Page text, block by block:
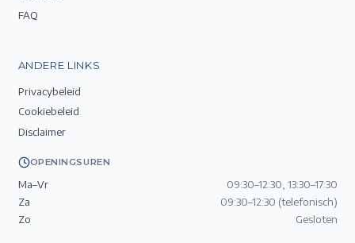
FAQ
ANDERE LINKS
Privacybeleid
Cookiebeleid
Disclaimer
OPENINGSUREN
Ma–Vr
09:30–12:30, 13:30–17:30
Za
09:30–12:30 (telefonisch)
Zo
Gesloten